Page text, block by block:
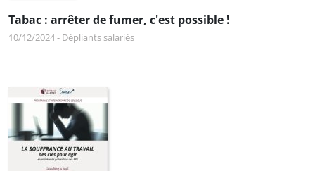
Tabac : arrêter de fumer, c'est possible !
10/12/2024- Dépliants salariés